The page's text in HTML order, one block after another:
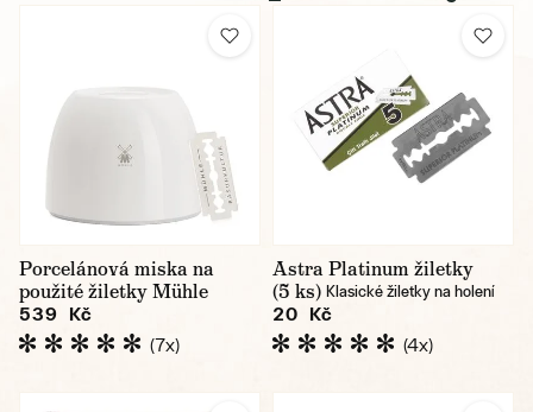
Porcelánová miska na
použité žiletky Mühle
539 Kč
(7x)
Astra Platinum žiletky
(5 ks) Klasické žiletky na holení
20 Kč
(4x)